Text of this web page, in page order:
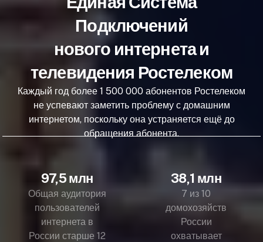
Подключений
нового интернета и
телевидения Ростелеком
Каждый год более 1 500 000 абонентов Ростелеком
не успевают заметить проблему с домашним
интернетом, поскольку она устраняется ещё до
обращения абонента.
97,5 млн
Общая аудитория
пользователей
интернета в
России старше 12
38,1 млн
7 из 10
домохозяйств
России
охватывает